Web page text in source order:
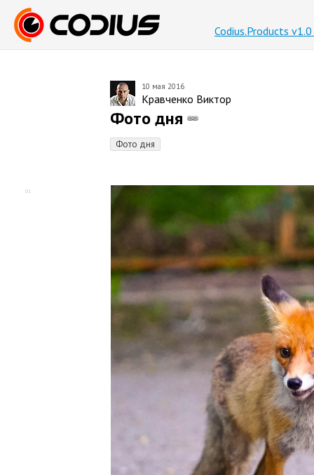
Codius.Products v1.0
10 мая 2016
Кравченко Виктор
Фото дня
Фото дня
01